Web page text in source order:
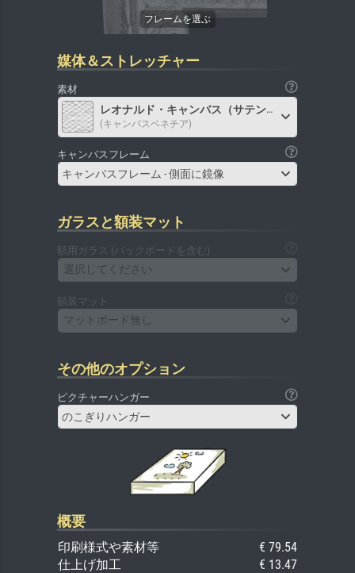
媒体＆ストレッチャー
素材
レオナルド・キャンバス（サテン）
(キャンバスベネチア)
キャンバスフレーム
キャンバスフレーム - 側面に鏡像
ガラスと額装マット
額用ガラス (バックボードを含む)
選択してください
額装マット
マットボード無し
その他のオプション
ピクチャーハンガー
のこぎりハンガー
概要
印刷様式や素材等
€ 79.54
仕上げ加工
€ 13.47